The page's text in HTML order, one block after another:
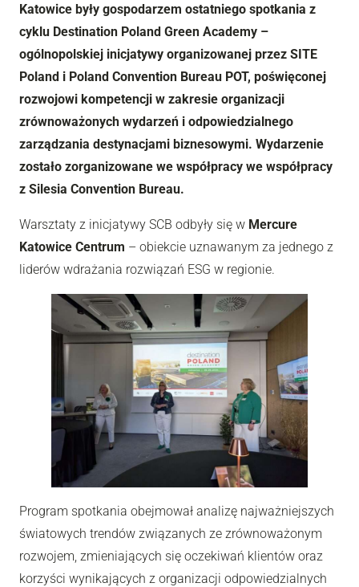
Katowice były gospodarzem ostatniego spotkania z
cyklu Destination Poland Green Academy –
ogólnopolskiej inicjatywy organizowanej przez SITE
Poland i Poland Convention Bureau POT, poświęconej
rozwojowi kompetencji w zakresie organizacji
zrównoważonych wydarzeń i odpowiedzialnego
zarządzania destynacjami biznesowymi. Wydarzenie
zostało zorganizowane we współpracy we współpracy
z Silesia Convention Bureau.
Warsztaty z inicjatywy SCB odbyły się w Mercure
Katowice Centrum – obiekcie uznawanym za jednego z
liderów wdrażania rozwiązań ESG w regionie.
Program spotkania obejmował analizę najważniejszych
światowych trendów związanych ze zrównoważonym
rozwojem, zmieniających się oczekiwań klientów oraz
korzyści wynikających z organizacji odpowiedzialnych